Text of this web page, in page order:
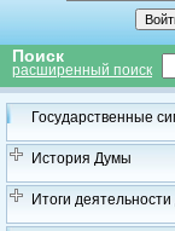
Поиск
расширенный поиск
Государственные
История Думы
Итоги